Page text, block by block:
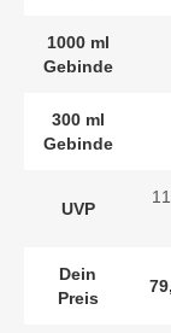
1000 ml
Gebinde
300 ml
Gebinde
UVP
Dein
Preis